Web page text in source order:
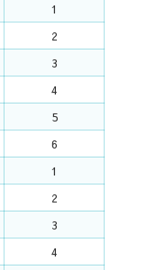
1
2
3
4
5
6
1
2
3
4